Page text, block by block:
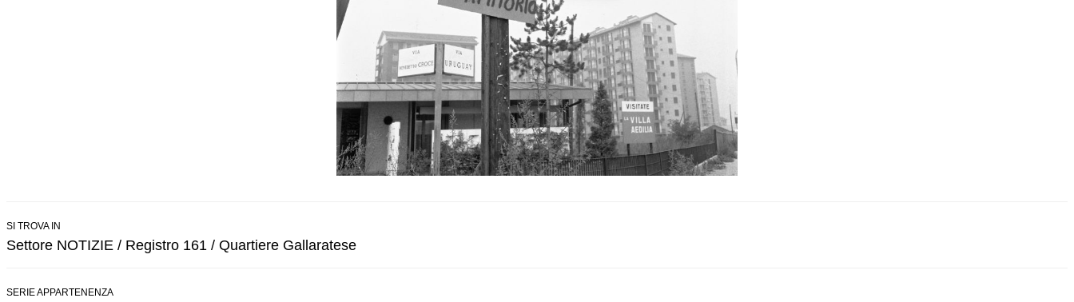
SI TROVA IN
Settore NOTIZIE / Registro 161 / Quartiere Gallaratese
SERIE APPARTENENZA